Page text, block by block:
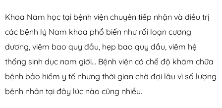
Khoa Nam học tại bệnh viện chuyên tiếp nhận và điều trị
các bệnh lý Nam khoa phổ biến như rối loạn cương
dương, viêm bao quy đầu, hẹp bao quy đầu, viêm hệ
thống sinh dục nam giới… Bệnh viện có chế độ khám chữa
bệnh bảo hiểm y tế nhưng thời gian chờ đợi lâu vì số lượng
bệnh nhân tại đây lúc nào cũng nhiều.